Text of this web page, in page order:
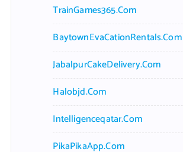
TrainGames365.com
BaytownEvaCationRentals.com
JabalpurCakeDelivery.com
Halobjd.com
Intelligenceqatar.com
PikaPikaApp.com